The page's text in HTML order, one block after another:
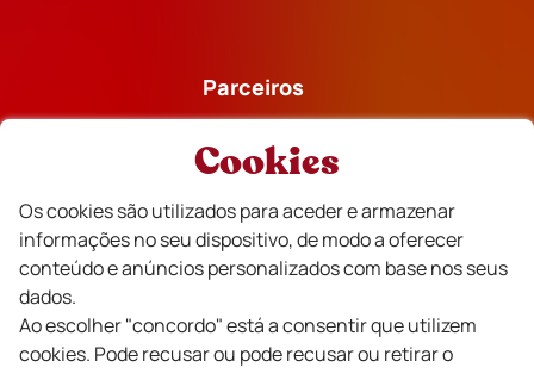
Parceiros
Financiado
Cookies
Os cookies são utilizados para aceder e armazenar
informações no seu dispositivo, de modo a oferecer
conteúdo e anúncios personalizados com base nos seus
dados.
Ao escolher "concordo" está a consentir que utilizem
cookies. Pode recusar ou pode recusar ou retirar o